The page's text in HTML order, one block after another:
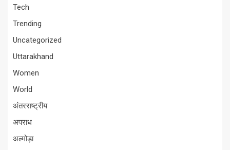
Tech
Trending
Uncategorized
Uttarakhand
Women
World
अंतरराष्ट्रीय
अपराध
अल्मोड़ा